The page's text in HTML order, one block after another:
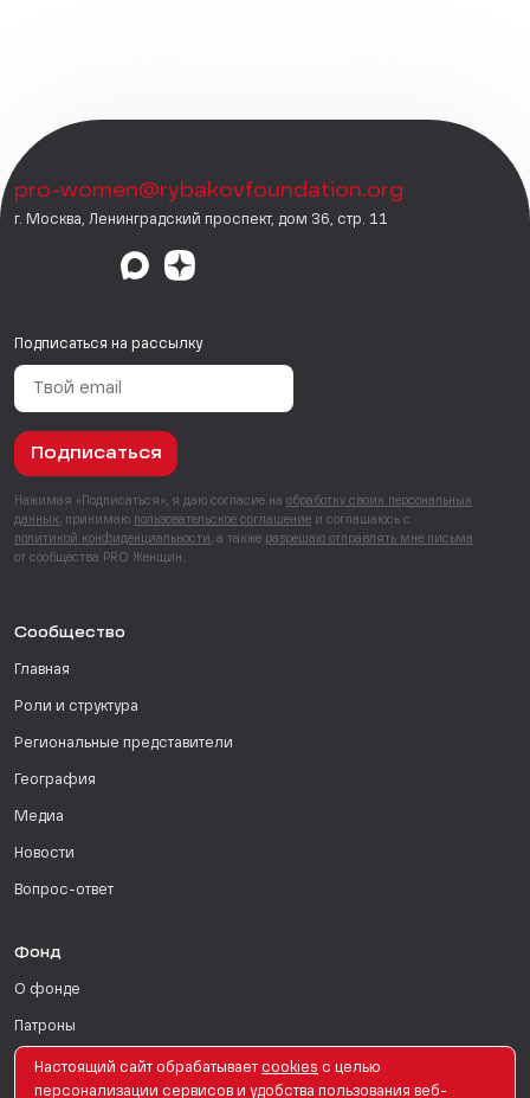
pro-women@rybakovfoundation.org
г. Москва, Ленинградский проспект, дом 36, стр. 11
Подписаться на рассылку
Подписаться
Нажимая «Подписаться», я даю согласие на обработку своих персональных
данных , принимаю пользовательское соглашение и соглашаюсь с
политикой конфиденциальности , а также разрешаю отправлять мне письма
от сообщества PRO Женщин.
Сообщество
Главная
Роли и структура
Региональные представители
География
Медиа
Новости
Вопрос-ответ
Фонд
О фонде
Патроны
Поддержать
Настоящий сайт обрабатывает сookies с целью
персонализации сервисов и удобства пользования веб-